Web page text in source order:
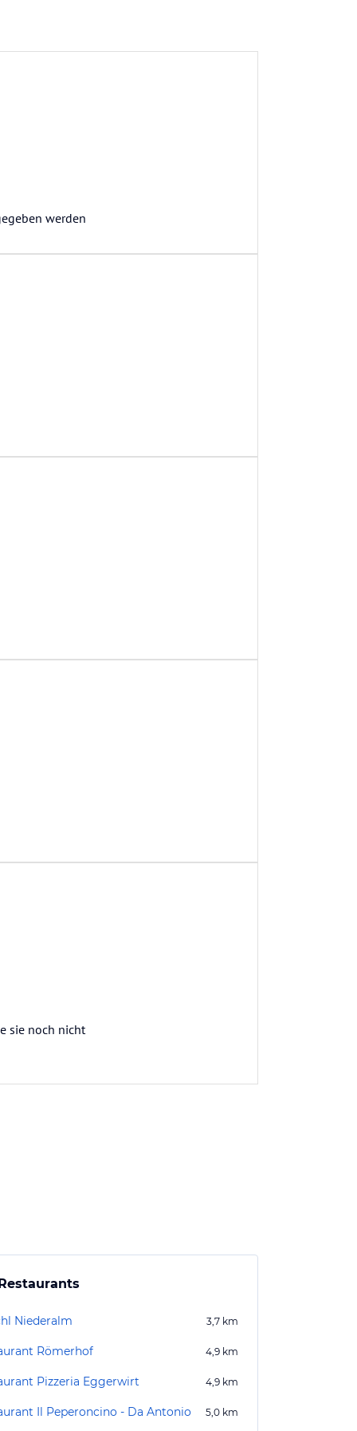
werden
sie noch nicht
Niederalm 3,7 km
Römerhof 4,9 km
Pizzeria Eggerwirt 4,9 km
Il Peperoncino - Da Antonio 5,0 km